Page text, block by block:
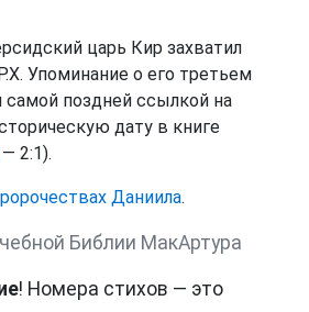
царь Кир захватил
Упоминание о его третьем
самой поздней ссылкой на
дату в книге
— 2:1).
Даниила.
Библии МакАртура
! Номера стихов — это